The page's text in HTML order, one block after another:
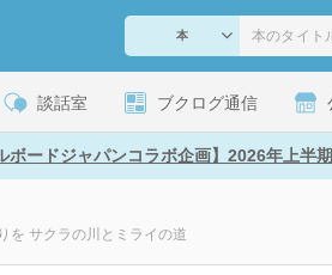
談話室 ブクログ通信
ボードジャパンコラボ企画】2026年上半
を サクラの川とミライの道